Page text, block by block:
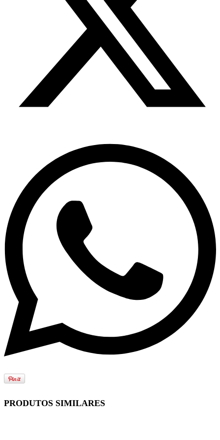
PRODUTOS SIMILARES